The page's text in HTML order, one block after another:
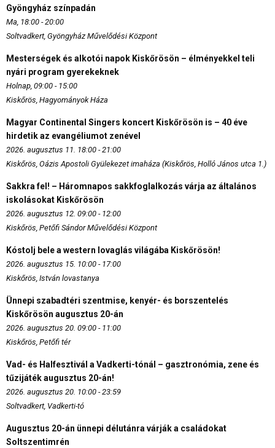
Gyöngyház színpadán
Ma, 18:00 - 20:00
Soltvadkert, Gyöngyház Művelődési Központ
Mesterségek és alkotói napok Kiskőrösön – élményekkel teli
nyári program gyerekeknek
Holnap, 09:00 - 15:00
Kiskőrös, Hagyományok Háza
Magyar Continental Singers koncert Kiskőrösön is – 40 éve
hirdetik az evangéliumot zenével
2026. augusztus 11. 18:00 - 21:00
Kiskőrös, Oázis Apostoli Gyülekezet imaháza (Kiskőrös, Holló János utca 1.)
Sakkra fel! – Háromnapos sakkfoglalkozás várja az általános
iskolásokat Kiskőrösön
2026. augusztus 12. 09:00 - 12:00
Kiskőrös, Petőfi Sándor Művelődési Központ
Kóstolj bele a western lovaglás világába Kiskőrösön!
2026. augusztus 15. 10:00 - 17:00
Kiskőrös, István lovastanya
Ünnepi szabadtéri szentmise, kenyér- és borszentelés
Kiskőrösön augusztus 20-án
2026. augusztus 20. 09:00 - 11:00
Kiskőrös, Petőfi tér
Vad- és Halfesztivál a Vadkerti-tónál – gasztronómia, zene és
tűzijáték augusztus 20-án!
2026. augusztus 20. 10:00 - 23:59
Soltvadkert, Vadkerti-tó
Augusztus 20-án ünnepi délutánra várják a családokat
Soltszentimrén